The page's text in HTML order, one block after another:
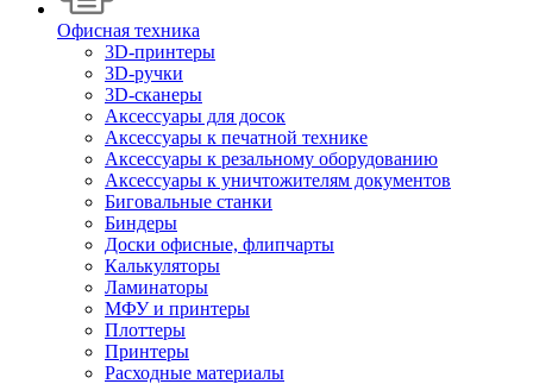
Офисная техника
3D-принтеры
3D-ручки
3D-сканеры
Аксессуары для досок
Аксессуары к печатной технике
Аксессуары к резальному оборудованию
Аксессуары к уничтожителям документов
Биговальные станки
Биндеры
Доски офисные, флипчарты
Калькуляторы
Ламинаторы
МФУ и принтеры
Плоттеры
Принтеры
Расходные материалы